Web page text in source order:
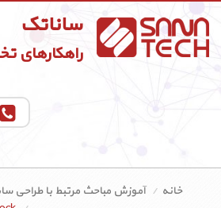
ساناتک
خانه
آموزش مباحث مرتبط با طراحی